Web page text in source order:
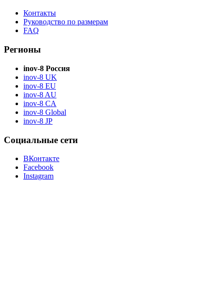
Контакты
Руководство по размерам
FAQ
Регионы
inov-8 Россия
inov-8 UK
inov-8 EU
inov-8 AU
inov-8 CA
inov-8 Global
inov-8 JP
Социальные сети
ВКонтакте
Facebook
Instagram